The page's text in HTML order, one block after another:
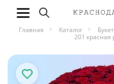
Главная Каталог
201 красная